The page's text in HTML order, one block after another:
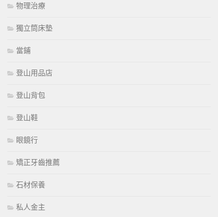
物理治療
獨立筒床墊
當鋪
登山用品店
登山背包
登山鞋
眼鏡行
矯正牙齒推薦
石材保養
私人金主